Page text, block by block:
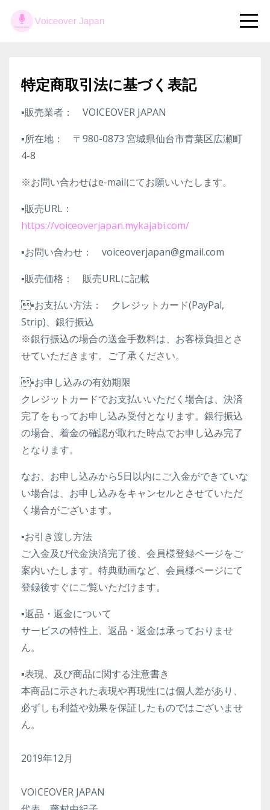
特定商取引法に基づく表記
▪️販売業者： VOICEOVER JAPAN
▪️所在地： 〒980-0873 宮城県仙台市青葉区広瀬町
4-8
※お問い合わせはe-mailにてお願いいたします。
▪️販売URL：
https://voiceoverjapan.mykajabi.com/
▪️お問い合わせ： voiceoverjapan@gmail.com
▪️販売価格： 販売URLに記載
▪️お支払い方法： クレジットカード(PayPal,
Strip)、銀行振込
※銀行振込の場合の送金手数料は、お客様負担とさ
せていただきます。ご了承ください。
▪️お申し込みの有効期限
クレジットカードでお支払いいただく場合は、決済
完了をもってお申し込み受付となります。銀行振込
の場合、着金の確認が取れた時点でお申し込み完了
となります。
なお、お申し込みから5日以内にご入金ができていな
い場合は、お申し込みをキャンセルとさせていただ
く場合がございます。
▪️お引き渡し方法
ご入金及び代金決済完了後、会員様登録ページをご
案内いたします。特典動画など、会員様ページにて
登録後すぐにご覧いただけます。
▪️返品・返金について
サービスの特性上、返品・返金は承っておりませ
ん。
▪️表現、及び商品に関する注意書き
本商品に示された表現や再現性には個人差があり、
必ずしも利益や効果を保証したものではございませ
ん。
2019年12月
VOICEOVER JAPAN